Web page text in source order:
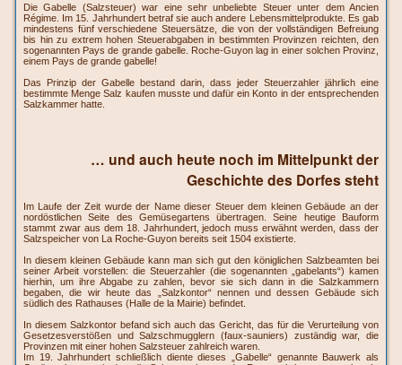
Die Gabelle (Salzsteuer) war eine sehr unbeliebte Steuer unter dem Ancien
Régime. Im 15. Jahrhundert betraf sie auch andere Lebensmittelprodukte. Es gab
mindestens fünf verschiedene Steuersätze, die von der vollständigen Befreiung
bis hin zu extrem hohen Steuerabgaben in bestimmten Provinzen reichten, den
sogenannten Pays de grande gabelle. Roche-Guyon lag in einer solchen Provinz,
einem Pays de grande gabelle!
Das Prinzip der Gabelle bestand darin, dass jeder Steuerzahler jährlich eine
bestimmte Menge Salz kaufen musste und dafür ein Konto in der entsprechenden
Salzkammer hatte.
… und auch heute noch im Mittelpunkt der
Geschichte des Dorfes steht
Im Laufe der Zeit wurde der Name dieser Steuer dem kleinen Gebäude an der
nordöstlichen Seite des Gemüsegartens übertragen. Seine heutige Bauform
stammt zwar aus dem 18. Jahrhundert, jedoch muss erwähnt werden, dass der
Salzspeicher von La Roche-Guyon bereits seit 1504 existierte.
In diesem kleinen Gebäude kann man sich gut den königlichen Salzbeamten bei
seiner Arbeit vorstellen: die Steuerzahler (die sogenannten „gabelants“) kamen
hierhin, um ihre Abgabe zu zahlen, bevor sie sich dann in die Salzkammern
begaben, die wir heute das „Salzkontor“ nennen und dessen Gebäude sich
südlich des Rathauses (Halle de la Mairie) befindet.
In diesem Salzkontor befand sich auch das Gericht, das für die Verurteilung von
Gesetzesverstößen und Salzschmugglern (faux-sauniers) zuständig war, die
Provinzen mit einer hohen Salzsteuer zahlreich waren.
Im 19. Jahrhundert schließlich diente dieses „Gabelle“ genannte Bauwerk als